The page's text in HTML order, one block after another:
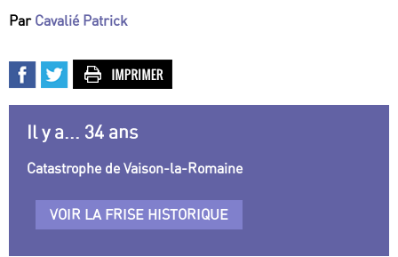
Par Cavalié Patrick
Il y a... 34 ans
Catastrophe de Vaison-la-Romaine
VOIR LA FRISE HISTORIQUE